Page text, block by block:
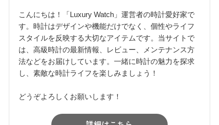
こんにちは！「Luxury Watch」運営者の時計愛好家で
す。時計はデザインや機能だけでなく、個性やライフ
スタイルを反映する大切なアイテムです。当サイトで
は、高級時計の最新情報、レビュー、メンテナンス方
法などをお届けしています。一緒に時計の魅力を探求
し、素敵な時計ライフを楽しみましょう！
どうぞよろしくお願いします！